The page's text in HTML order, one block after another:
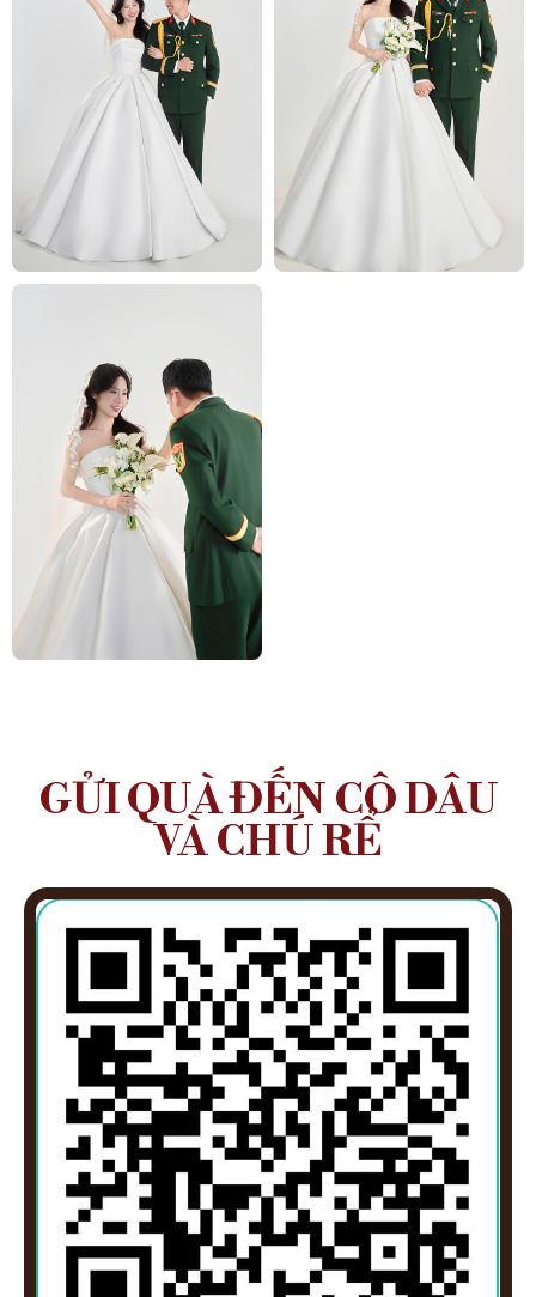
GỬI QUÀ ĐẾN CÔ DÂU
VÀ CHÚ RỂ